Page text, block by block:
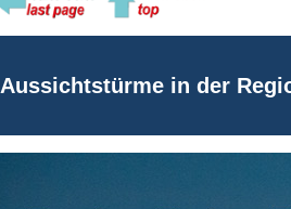
Aussichtstürme in der